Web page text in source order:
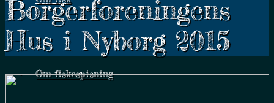
Om fiskespisning
Borgerforeningens
Hus i Nyborg 2015